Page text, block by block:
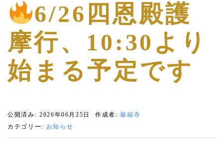
6/26四恩殿護
摩行、10:30より
始まる予定です
公開済み: 2026年06月25日 作成者:最福寺
カテゴリー: お知らせ